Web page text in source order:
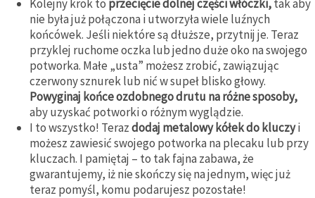
Kolejny krok to przecięcie dolnej części włóczki,tak aby
nie była już połączona i utworzyła wiele luźnych
końcówek. Jeśli niektóre są dłuższe, przytnij je. Teraz
przyklej ruchome oczka lub jedno duże oko na swojego
potworka. Małe „usta” możesz zrobić, zawiązując
czerwony sznurek lub nić w supeł blisko głowy.
Powyginaj końce ozdobnego drutu na różne sposoby,
aby uzyskać potworki o różnym wyglądzie.
I to wszystko! Terazdodaj metalowy kółek do kluczyi
możesz zawiesić swojego potworka na plecaku lub przy
kluczach. I pamiętaj – to tak fajna zabawa, że
gwarantujemy, iż nie skończy się na jednym, więc już
teraz pomyśl, komu podarujesz pozostałe!